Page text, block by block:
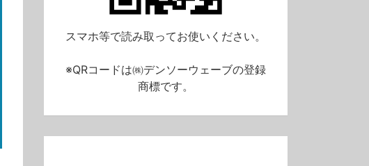
Q.ISO 19011、監査プログラムのリスクと機会の「機会」（ISOマネジメントシステム相談室・第51回） Q.これは「不適合」か「改善の機会」か迷ったとき（ISOマネジメントシステム相談室・第49回）
無料
スマホ等で読み取ってお使いください。
※QRコードは㈱デンソーウェーブの登録
商標です。